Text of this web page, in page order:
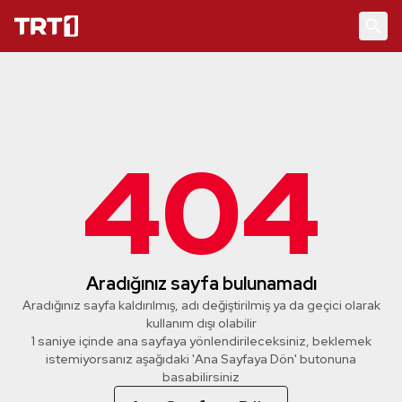
404
Aradığınız sayfa bulunamadı
Aradığınız sayfa kaldırılmış, adı değiştirilmiş ya da geçici olarak
kullanım dışı olabilir
1 saniye içinde ana sayfaya yönlendirileceksiniz, beklemek
istemiyorsanız aşağıdaki 'Ana Sayfaya Dön' butonuna
basabilirsiniz